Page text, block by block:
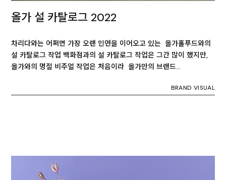
올가 설 카탈로그 2022
차리다와는 어쩌면 가장 오랜 인연을 이어오고 있는 올가홀푸드와의
설 카탈로그 작업 백화점과의 설 카탈로그 작업은 그간 많이 했지만,
올가와의 명절 비주얼 작업은 처음이라 올가만의 브랜드…
BRAND VISUAL